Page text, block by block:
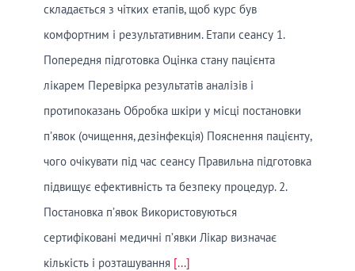
складається з чітких етапів, щоб курс був
комфортним і результативним. Етапи сеансу 1.
Попередня підготовка Оцінка стану пацієнта
лікарем Перевірка результатів аналізів і
протипоказань Обробка шкіри у місці постановки
п’явок (очищення, дезінфекція) Пояснення пацієнту,
чого очікувати під час сеансу Правильна підготовка
підвищує ефективність та безпеку процедур. 2.
Постановка п’явок Використовуються
сертифіковані медичні п’явки Лікар визначає
кількість і розташування [...]